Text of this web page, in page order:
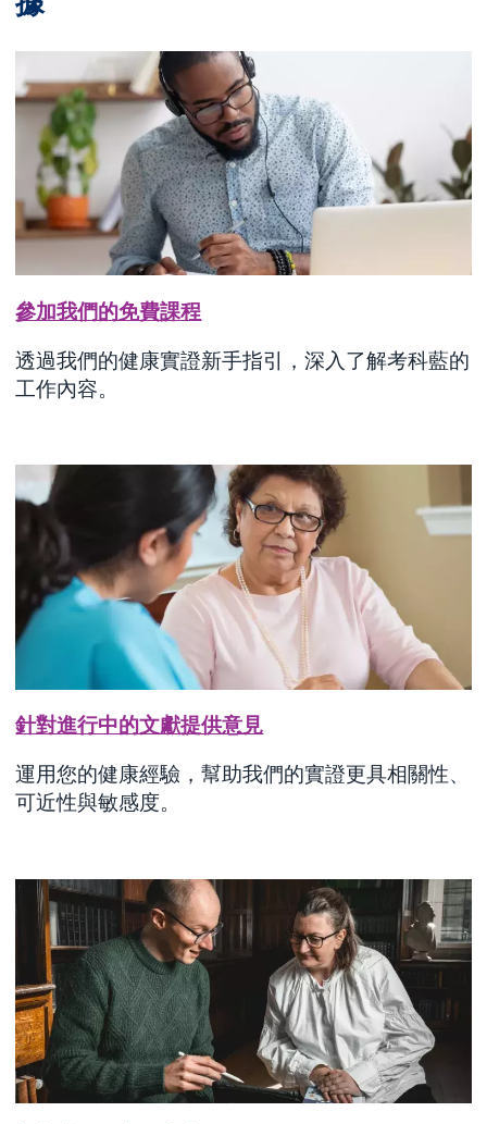
參加我們的免費課程
透過我們的健康實證新手指引，深入了解考科藍的
工作內容。
針對進行中的文獻提供意見
運用您的健康經驗，幫助我們的實證更具相關性、
可近性與敏感度。